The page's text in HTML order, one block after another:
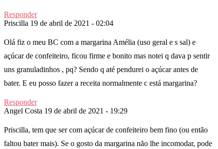
Responder
Priscilla 19 de abril de 2021 - 02:04
Olá fiz o meu BC com a margarina Amélia (uso geral e s sal) e
açúcar de confeiteiro, ficou firme e bonito mas notei q dava p sentir
uns granuladinhos , pq? Sendo q até pendurei o açúcar antes de
bater. E eu posso fazer a receita normalmente c está margarina?
Responder
Angel Costa 19 de abril de 2021 - 19:29
Priscilla, tem que ser com açúcar de confeiteiro bem fino (ou então
faltou bater mais). Se o gosto da margarina não lhe incomodar, pode